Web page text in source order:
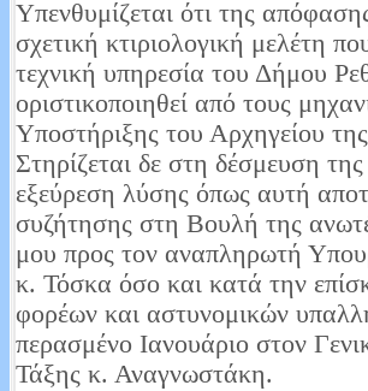
Υπενθυμίζεται ότι της
σχετική κτιριολογική μελέτη
τεχνική υπηρεσία του Δήμου
οριστικοποιηθεί από τους
Υποστήριξης του Αρχηγείου
Στηρίζεται δε στη δέσμευση
εξεύρεση λύσης όπως αυτή
συζήτησης στη Βουλή της
μου προς τον αναπληρωτή
κ. Τόσκα όσο και κατά την
φορέων και αστυνομικών
περασμένο Ιανουάριο στον
Τάξης κ. Αναγνωστάκη.